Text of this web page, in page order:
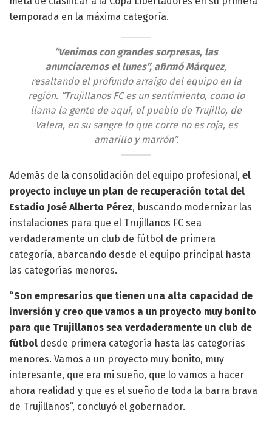
temporada en la máxima categoría.
“Venimos con grandes sorpresas, las
anunciaremos el lunes”, afirmó Márquez,
resaltando el profundo arraigo del equipo en la
región. “Trujillanos FC es un sentimiento, como lo
llama la gente de aquí, el pueblo de Trujillo, de
Valera, en su sangre lo que corre no es roja, es
amarillo y marrón”.
Además de la consolidación del equipo profesional, el
proyecto incluye un plan de recuperación total del
Estadio José Alberto Pérez, buscando modernizar las
instalaciones para que el Trujillanos FC sea
verdaderamente un club de fútbol de primera
categoría, abarcando desde el equipo principal hasta
las categorías menores.
“Son empresarios que tienen una alta capacidad de
inversión y creo que vamos a un proyecto muy bonito
para que Trujillanos sea verdaderamente un club de
fútbol desde primera categoría hasta las categorías
menores. Vamos a un proyecto muy bonito, muy
interesante, que era mi sueño, que lo vamos a hacer
ahora realidad y que es el sueño de toda la barra brava
de Trujillanos”, concluyó el gobernador.